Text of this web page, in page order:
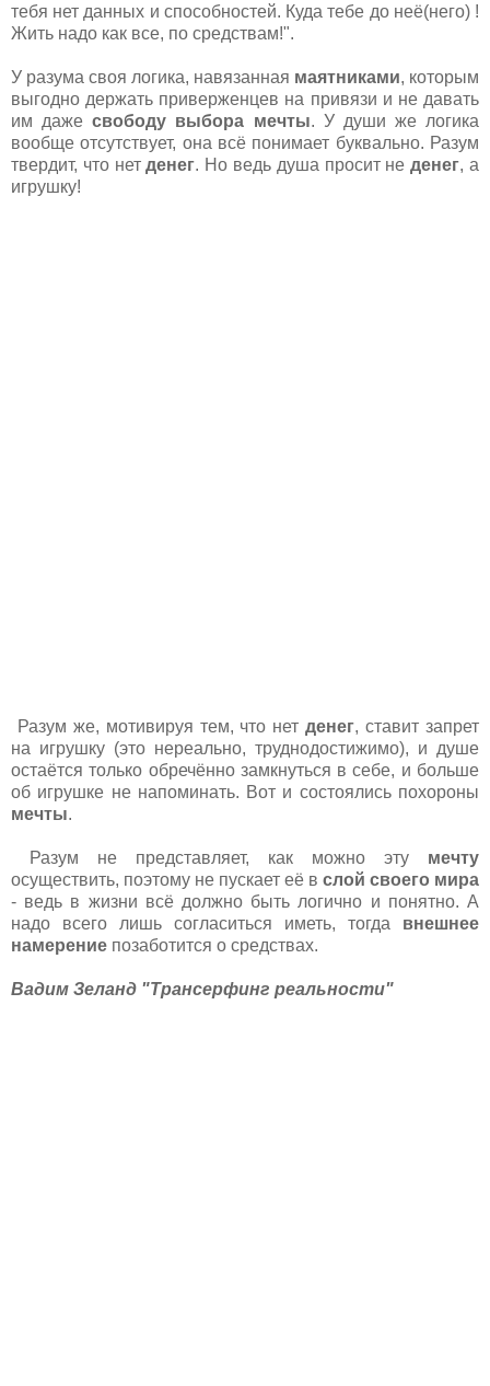
тебя нет данных и способностей. Куда тебе до неё(него) !
Жить надо как все, по средствам!".
У разума своя логика, навязанная маятниками, которым
выгодно держать приверженцев на привязи и не давать
им дажесвободу выбора мечты. У души же логика
вообще отсутствует, она всё понимает буквально. Разум
твердит, что нетденег. Но ведь душа просит неденег, а
игрушку!
Разум же, мотивируя тем, что нетденег, ставит запрет
на игрушку (это нереально, труднодостижимо), и душе
остаётся только обречённо замкнуться в себе, и больше
об игрушке не напоминать. Вот и состоялись похороны
мечты.
Разум не представляет, как можно эту мечту
осуществить, поэтому не пускает её в слой своего мира
- ведь в жизни всё должно быть логично и понятно. А
надо всего лишь согласиться иметь, тогда внешнее
намерение позаботится о средствах.
Вадим Зеланд "Трансерфинг реальности"